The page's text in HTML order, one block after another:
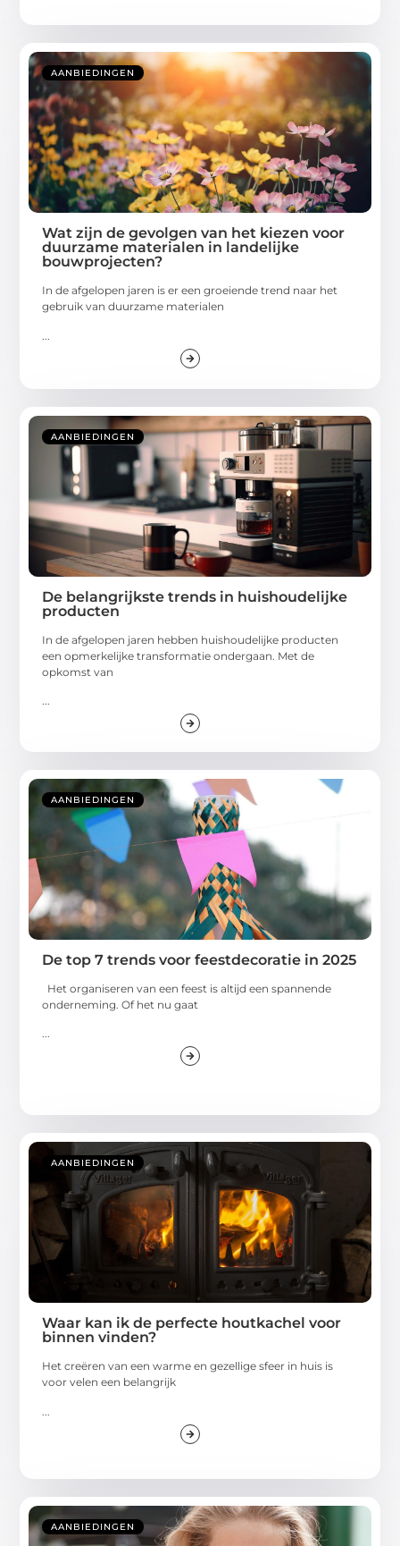
AANBIEDINGEN
Wat zijn de gevolgen van het kiezen voor
duurzame materialen in landelijke
bouwprojecten?
In de afgelopen jaren is er een groeiende trend naar het
gebruik van duurzame materialen
AANBIEDINGEN
De belangrijkste trends in huishoudelijke
producten
In de afgelopen jaren hebben huishoudelijke producten
een opmerkelijke transformatie ondergaan. Met de
opkomst van
...
AANBIEDINGEN
De top 7 trends voor feestdecoratie in 2025
Het organiseren van een feest is altijd een spannende
onderneming. Of het nu gaat
...
AANBIEDINGEN
Waar kan ik de perfecte houtkachel voor
binnen vinden?
Het creëren van een warme en gezellige sfeer in huis is
voor velen een belangrijk
AANBIEDINGEN